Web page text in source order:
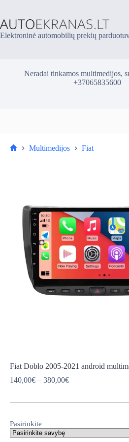
content
Elektroninė automobilių prekių
Neradai tinkamos multimedijos,
+37065835600
Multimedijos Fiat
Fiat Doblo 2005-2021 android
140,00€ – 380,00€Price
Pasirinkite